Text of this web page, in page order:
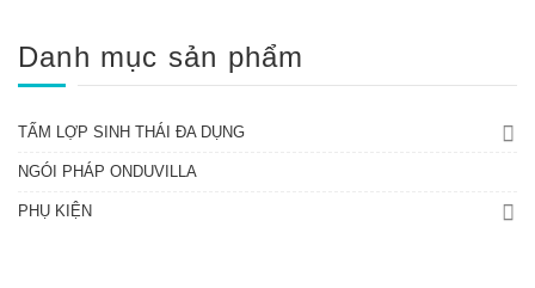
Danh mục sản phẩm
TẤM LỢP SINH THÁI ĐA DỤNG
NGÓI PHÁP ONDUVILLA
PHỤ KIỆN